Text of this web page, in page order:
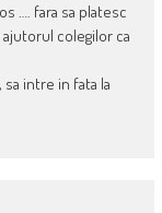
…. fara sa platesc
colegilor ca
sa intre in fata la